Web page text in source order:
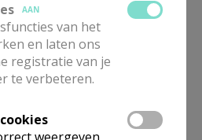
AAN
van het
en laten ons
registratie van je
te verbeteren.